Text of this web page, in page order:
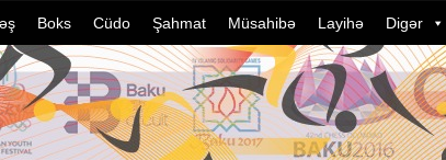
Boks Cüdo Şahmat Müsahibə Layihə Digər